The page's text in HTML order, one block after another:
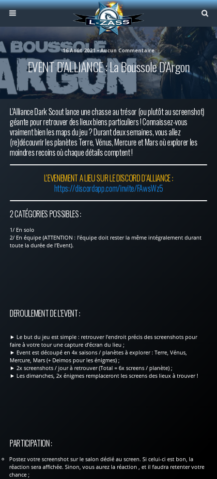
16 Août 2021 • Aucun Commentaire
EVENT D’ALLIANCE : La Boussole D’Argon
L’Alliance Dark Scout lance une chasse au trésor (ou plutôt au screenshot)
géante pour retrouver des lieux biens particuliers ! Connaissez-vous
vraiment bien les maps du jeu ? Durant deux semaines, vous allez
(re)découvrir les planètes Terre, Vénus, Mercure et Mars où explorer les
moindres recoins où chaque détails comptent !
L’EVENEMENT A LIEU SUR LE DISCORD D’ALLIANCE :
https://discordapp.com/invite/FAwsWz5
2 CATÉGORIES POSSIBLES :
1/ En solo
2/ En équipe (ATTENTION : l’équipe doit rester la même intégralement durant
toute la durée de l’Event).
DEROULEMENT DE L’EVENT :
► Le but du jeu est simple : retrouver l’endroit précis des screenshots pour
faire à votre tour une capture d’écran du lieu ;
► Event est découpé en 4x saisons / planètes à explorer : Terre, Vénus,
Mercure, Mars (+ Deimos pour les énigmes) ;
► 2x screenshots / jour à retrouver (Total = 6x screens / planète) ;
► Les dimanches, 2x énigmes remplaceront les screens des lieux à trouver !
PARTICIPATION :
Postez votre screenshot sur le salon dédié au screen. Si celui-ci est bon, la
réaction sera affichée. Sinon, vous aurez la réaction , et il faudra retenter votre
chance ;